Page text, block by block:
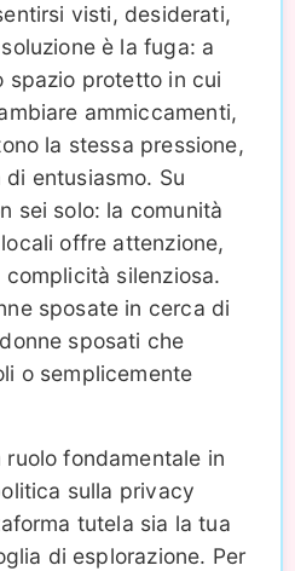
visti, desiderati,
è la fuga: a
spazio protetto in cui
ammiccamenti,
la stessa pressione,
entusiasmo. Su
sei solo: la comunità
offre attenzione,
silenziosa.
sposate in cerca di
sposati che
o semplicemente
fondamentale in
sulla privacy
tutela sia la tua
di esplorazione. Per